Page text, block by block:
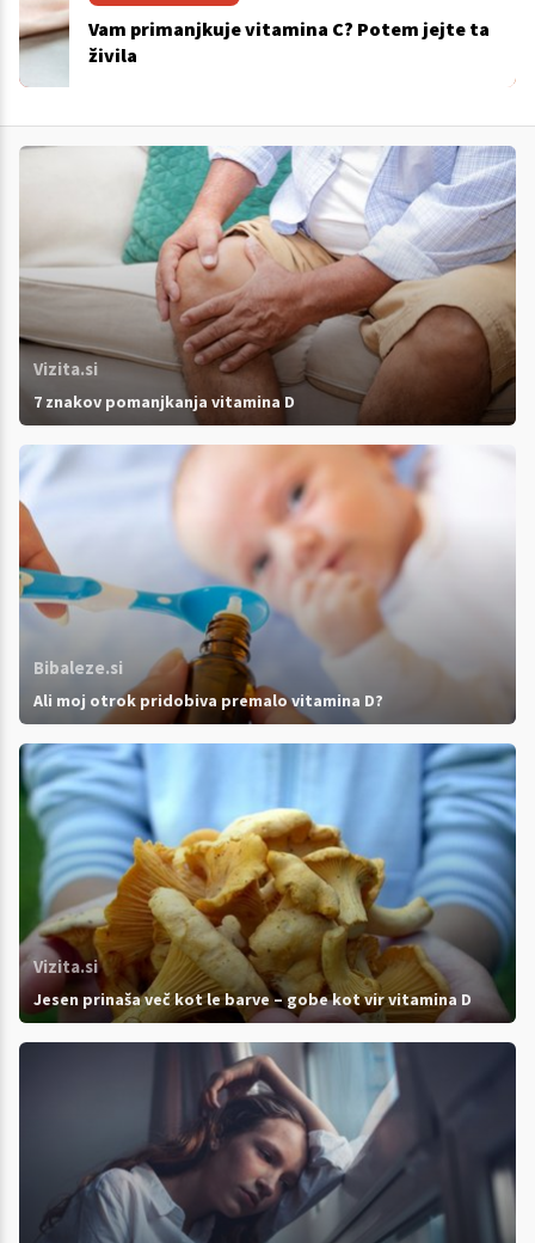
Vam primanjkuje vitamina C? Potem jejte ta
živila
Vizita.si
7 znakov pomanjkanja vitamina D
Bibaleze.si
Ali moj otrok pridobiva premalo vitamina D?
Vizita.si
Jesen prinaša več kot le barve – gobe kot vir vitamina D